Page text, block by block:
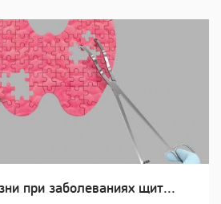
при заболеваниях щит...